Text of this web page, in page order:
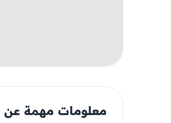
معلومات مهمة عن Quizard